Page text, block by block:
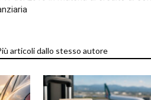
articoli dallo stesso autore